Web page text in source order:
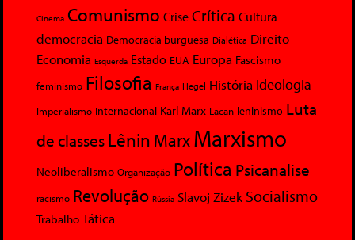
Cinema Comunismo Crise Crítica Cultura
democracia Democracia burguesa Dialética Direito
Economia Esquerda Estado EUA Europa Fascismo
feminismo Filosofia França Hegel História Ideologia
Imperialismo Internacional Karl Marx Lacan leninismo Luta
de classesLênin MarxMarxismo
Neoliberalismo Organização Política Psicanalise
racismo Revolução Rússia Slavoj Zizek Socialismo
Trabalho Tática